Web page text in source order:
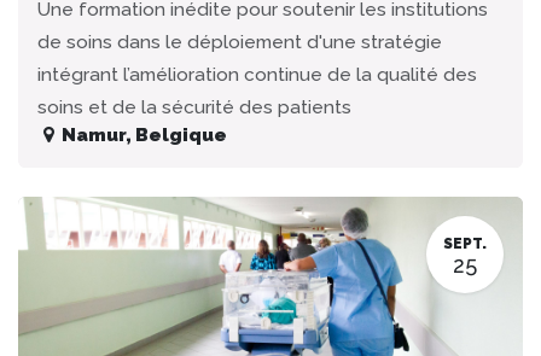
Une formation inédite pour soutenir les institutions
de soins dans le déploiement d'une stratégie
intégrant l’amélioration continue de la qualité des
soins et de la sécurité des patients
Namur, Belgique
SEPT.
25